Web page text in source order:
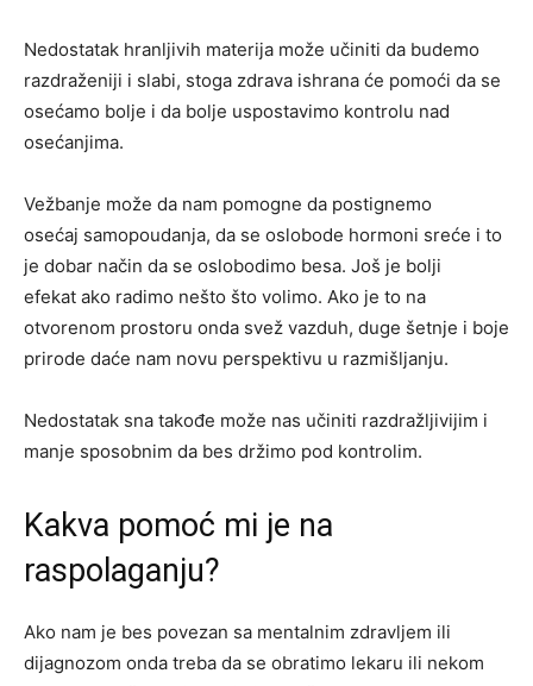
Nedostatak hranljivih materija može učiniti da budemo
razdraženiji i slabi, stoga zdrava ishrana će pomoći da se
osećamo bolje i da bolje uspostavimo kontrolu nad
osećanjima.
Vežbanje može da nam pomogne da postignemo
osećaj samopoudanja, da se oslobode hormoni sreće i to
je dobar način da se oslobodimo besa. Još je bolji
efekat ako radimo nešto što volimo. Ako je to na
otvorenom prostoru onda svež vazduh, duge šetnje i boje
prirode daće nam novu perspektivu u razmišljanju.
Nedostatak sna takođe može nas učiniti razdražljivijim i
manje sposobnim da bes držimo pod kontrolim.
Kakva pomoć mi je na
raspolaganju?
Ako nam je bes povezan sa mentalnim zdravljem ili
dijagnozom onda treba da se obratimo lekaru ili nekom